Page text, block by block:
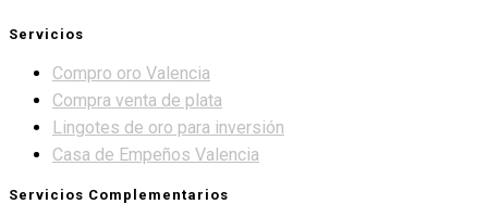
Servicios
Compro oro Valencia
Compra venta de plata
Lingotes de oro para inversión
Casa de Empeños Valencia
Servicios Complementarios